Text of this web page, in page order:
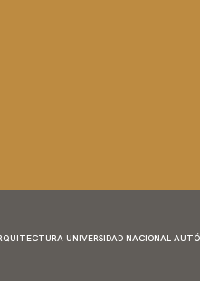
UNIVERSIDAD NACIONAL